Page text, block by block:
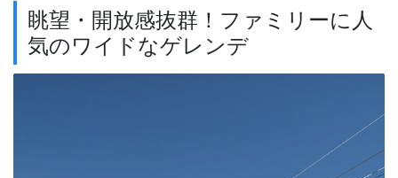
眺望・開放感抜群！ファミリーに人
気のワイドなゲレンデ